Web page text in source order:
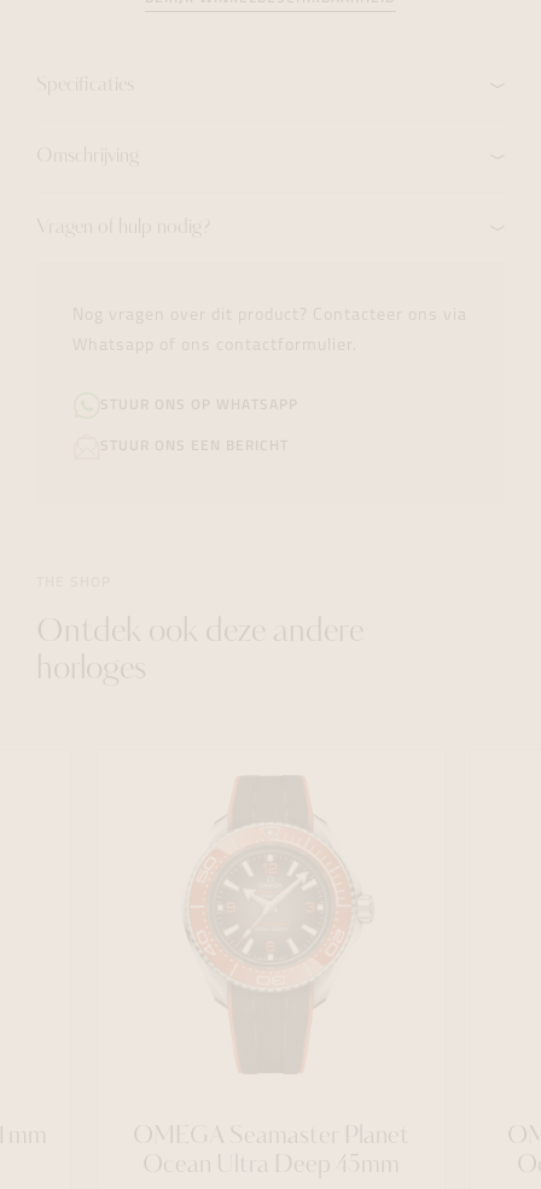
Specificaties
Omschrijving
Vragen of hulp nodig?
Ontdek ook deze andere
horloges
OMEGA Seamaster Planet
Ocean Ultra Deep 45mm